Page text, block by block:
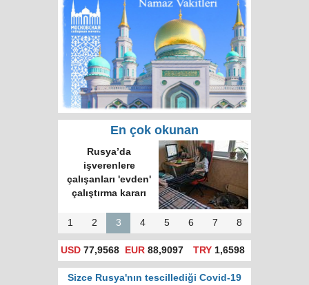
En çok okunan
Rusya’da
işverenlere
çalışanları 'evden'
çalıştırma kararı
1 2 3 4 5 6 7 8
USD 77,9568 EUR 88,9097 TRY1,6598
Sizce Rusya'nın tescillediği Covid-19